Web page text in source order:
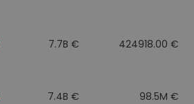
7.7B € 424918.00 €
7.4B € 98.5M €